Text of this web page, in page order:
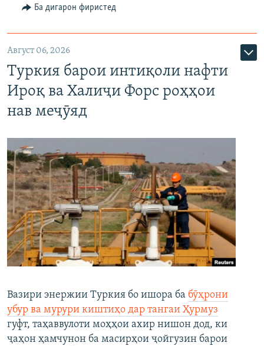
Ба дигарон фиристед
Август 06, 2026
Туркия барои интиқоли нафти
Ироқ ва Халиҷи Форс роҳҳои
нав меҷӯяд
Вазири энержии Туркия бо ишора ба бӯҳрони
убур ва мурури киштиҳо дар тангаи Ҳурмуз
гуфт, таҳаввулоти моҳҳои ахир нишон дод, ки
ҷаҳон ҳамчунон ба масирҳои ҷойгузин барои